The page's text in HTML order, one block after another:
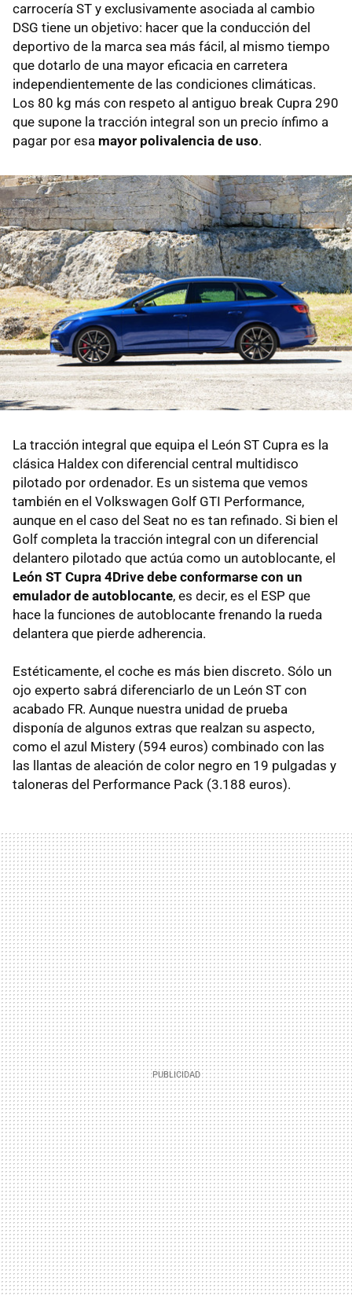
carrocería ST y exclusivamente asociada al cambio
DSG tiene un objetivo: hacer que la conducción del
deportivo de la marca sea más fácil, al mismo tiempo
que dotarlo de una mayor eficacia en carretera
independientemente de las condiciones climáticas.
Los 80 kg más con respeto al antiguo break Cupra 290
que supone la tracción integral son un precio ínfimo a
pagar por esa mayor polivalencia de uso.
La tracción integral que equipa el León ST Cupra es la
clásica Haldex con diferencial central multidisco
pilotado por ordenador. Es un sistema que vemos
también en el Volkswagen Golf GTI Performance,
aunque en el caso del Seat no es tan refinado. Si bien el
Golf completa la tracción integral con un diferencial
delantero pilotado que actúa como un autoblocante, el
León ST Cupra 4Drive debe conformarse con un
emulador de autoblocante, es decir, es el ESP que
hace la funciones de autoblocante frenando la rueda
delantera que pierde adherencia.
Estéticamente, el coche es más bien discreto. Sólo un
ojo experto sabrá diferenciarlo de un León ST con
acabado FR. Aunque nuestra unidad de prueba
disponía de algunos extras que realzan su aspecto,
como el azul Mistery (594 euros) combinado con las
las llantas de aleación de color negro en 19 pulgadas y
taloneras del Performance Pack (3.188 euros).